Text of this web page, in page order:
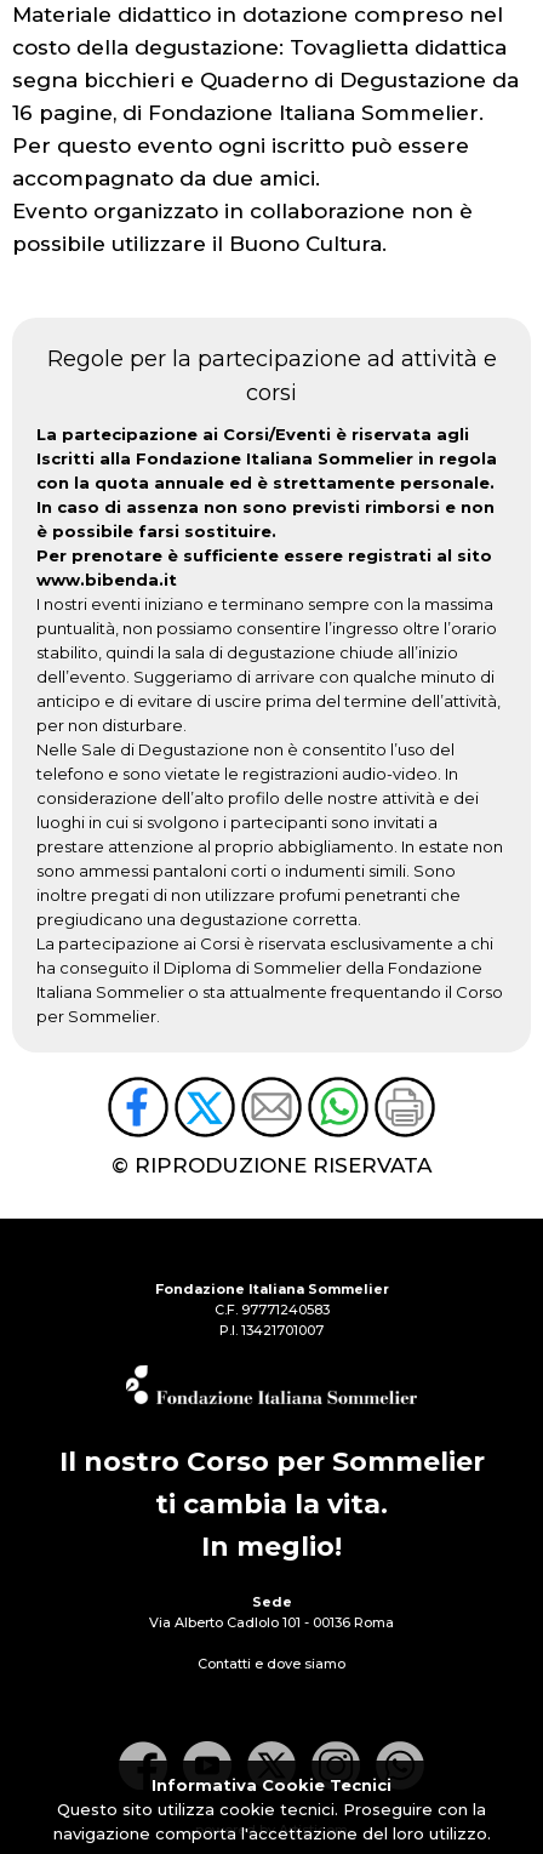
Materiale didattico in dotazione compreso nel
costo della degustazione: Tovaglietta didattica
segna bicchieri e Quaderno di Degustazione da
16 pagine, di Fondazione Italiana Sommelier.
Per questo evento ogni iscritto può essere
accompagnato da due amici.
Evento organizzato in collaborazione non è
possibile utilizzare il Buono Cultura.
Regole per la partecipazione ad attività e
corsi
La partecipazione ai Corsi/Eventi è riservata agli
Iscritti alla Fondazione Italiana Sommelier in regola
con la quota annuale ed è strettamente personale.
In caso di assenza non sono previsti rimborsi e non
è possibile farsi sostituire.
Per prenotare è sufficiente essere registrati al sito
www.bibenda.it
I nostri eventi iniziano e terminano sempre con la massima
puntualità, non possiamo consentire l’ingresso oltre l’orario
stabilito, quindi la sala di degustazione chiude all’inizio
dell’evento. Suggeriamo di arrivare con qualche minuto di
anticipo e di evitare di uscire prima del termine dell’attività,
per non disturbare.
Nelle Sale di Degustazione non è consentito l’uso del
telefono e sono vietate le registrazioni audio-video. In
considerazione dell’alto profilo delle nostre attività e dei
luoghi in cui si svolgono i partecipanti sono invitati a
prestare attenzione al proprio abbigliamento. In estate non
sono ammessi pantaloni corti o indumenti simili. Sono
inoltre pregati di non utilizzare profumi penetranti che
pregiudicano una degustazione corretta.
La partecipazione ai Corsi è riservata esclusivamente a chi
ha conseguito il Diploma di Sommelier della Fondazione
Italiana Sommelier o sta attualmente frequentando il Corso
per Sommelier.
© RIPRODUZIONE RISERVATA
Fondazione Italiana Sommelier
C.F. 97771240583
P.I. 13421701007
Il nostro Corso per Sommelier
ti cambia la vita.
In meglio!
Sede
Via Alberto Cadlolo 101 - 00136 Roma
Contatti e dove siamo
powered by Artisticom
Informativa Cookie Tecnici
Questo sito utilizza cookie tecnici. Proseguire con la
navigazione comporta l'accettazione del loro utilizzo.